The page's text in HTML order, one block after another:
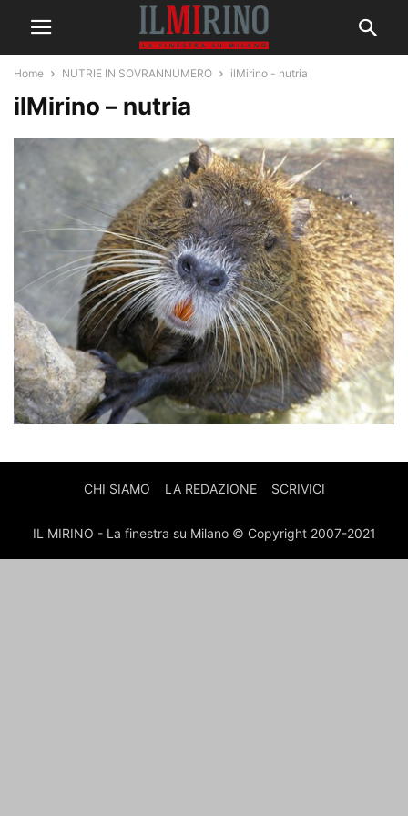
Home NUTRIE IN SOVRANNUMERO ilMirino - nutria
ilMirino – nutria
CHI SIAMO LA REDAZIONE SCRIVICI
IL MIRINO - La finestra su Milano © Copyright 2007-2021